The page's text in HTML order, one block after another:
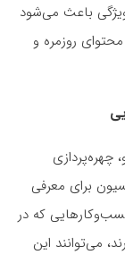
باعث می‌شود
روزمره و
برای معرفی
که در
می‌توانند این